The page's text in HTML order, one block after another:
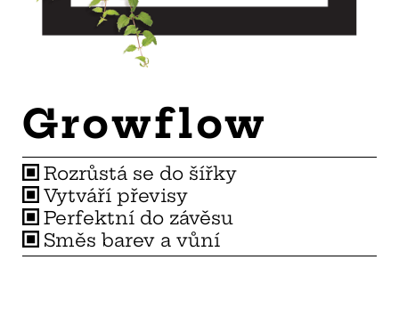
Growflow
Rozrůstá se do šířky
Vytváří převisy
Perfektní do závěsu
Směs barev a vůní